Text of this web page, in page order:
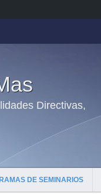
Directivas,
DE SEMINARIOS